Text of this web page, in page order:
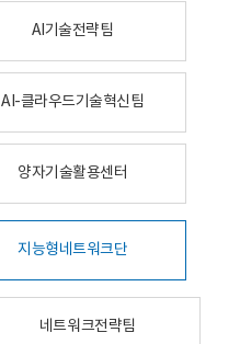
AI기술전략팀
AI-클라우드기술혁신팀
양자기술활용센터
지능형네트워크단
네트워크전략팀